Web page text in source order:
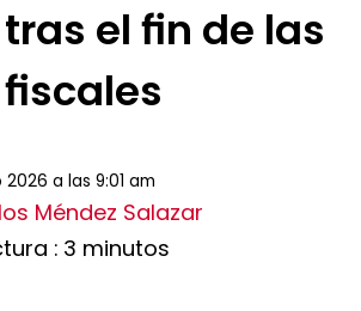
el fin de las
2026 a las 9:01 am
Méndez Salazar
: 3 minutos